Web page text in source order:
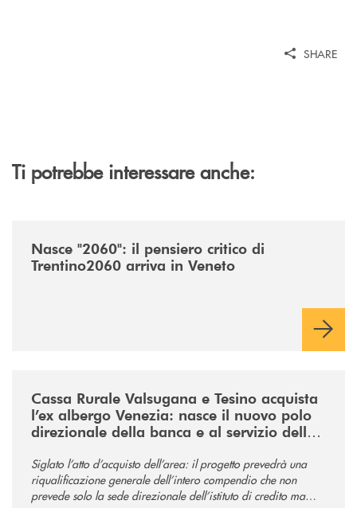
SHARE
Ti potrebbe interessare anche:
Nasce "2060": il pensiero critico di
Trentino2060 arriva in Veneto
Cassa Rurale Valsugana e Tesino acquista
l’ex albergo Venezia: nasce il nuovo polo
direzionale della banca e al servizio della
Siglato l’atto d’acquisto dell’area: il progetto prevedrà una
riqualificazione generale dell’intero compendio che non
prevede solo la sede direzionale dell’istituto di credito ma